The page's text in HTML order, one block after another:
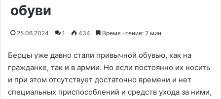
обуви
25.06.2024 1 434 Время чтения: 2 мин.
Берцы уже давно стали привычной обувью, как на
гражданке, так и в армии. Но если постоянно их носить
и при этом отсутствует достаточно времени и нет
специальных приспособлений и средств ухода за ними,